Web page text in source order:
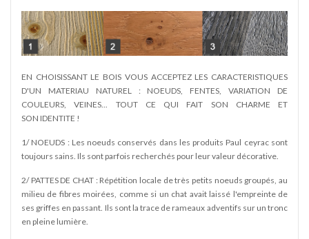
EN CHOISISSANT LE BOIS VOUS ACCEPTEZ LES CARACTERISTIQUES
D'UN MATERIAU NATUREL : NOEUDS, FENTES, VARIATION DE
COULEURS, VEINES... TOUT CE QUI FAIT SON CHARME ET
SON IDENTITE !
1/ NOEUDS : Les noeuds conservés dans les produits Paul ceyrac sont
toujours sains. Ils sont parfois recherchés pour leur valeur décorative.
2/ PATTES DE CHAT : Répétition locale de très petits noeuds groupés, au
milieu de fibres moirées, comme si un chat avait laissé l'empreinte de
ses griffes en passant. Ils sont la trace de rameaux adventifs sur un tronc
en pleine lumière.